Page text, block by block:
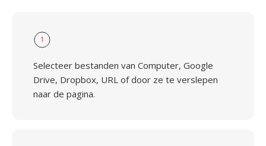
1
Selecteer bestanden van Computer, Google
Drive, Dropbox, URL of door ze te verslepen
naar de pagina.